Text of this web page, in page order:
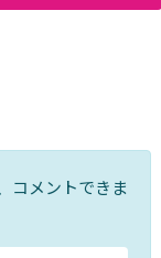
コメントできま